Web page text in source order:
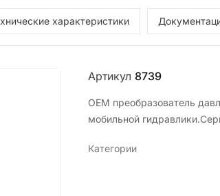
характеристики
Артикул 8739
OEM преобразователь
мобильной
Категории